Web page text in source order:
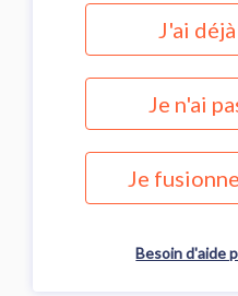
J'ai
Je n'ai
Je
Besoin d'aide